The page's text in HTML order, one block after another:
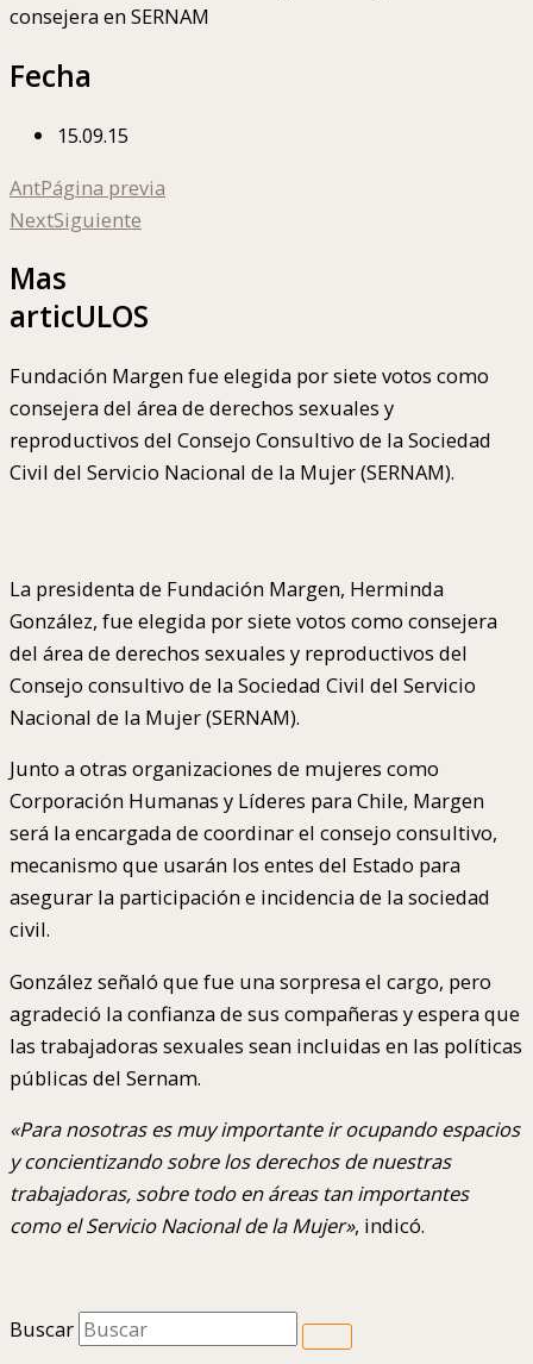
consejera en SERNAM
Fecha
15.09.15
AntPágina previa
NextSiguiente
Mas
articULOS
Fundación Margen fue elegida por siete votos como
consejera del área de derechos sexuales y
reproductivos del Consejo Consultivo de la Sociedad
Civil del Servicio Nacional de la Mujer (SERNAM).
La presidenta de Fundación Margen, Herminda
González, fue elegida por siete votos como consejera
del área de derechos sexuales y reproductivos del
Consejo consultivo de la Sociedad Civil del Servicio
Nacional de la Mujer (SERNAM).
Junto a otras organizaciones de mujeres como
Corporación Humanas y Líderes para Chile, Margen
será la encargada de coordinar el consejo consultivo,
mecanismo que usarán los entes del Estado para
asegurar la participación e incidencia de la sociedad
civil.
González señaló que fue una sorpresa el cargo, pero
agradeció la confianza de sus compañeras y espera que
las trabajadoras sexuales sean incluidas en las políticas
públicas del Sernam.
«Para nosotras es muy importante ir ocupando espacios
y concientizando sobre los derechos de nuestras
trabajadoras, sobre todo en áreas tan importantes
como el Servicio Nacional de la Mujer», indicó.
Buscar